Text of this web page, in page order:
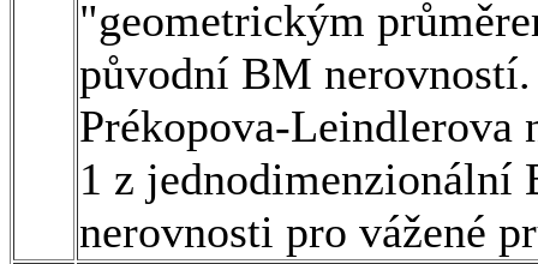
"geometrickým
původní BM
Prékopova-Leindlerova
1 z jednodimenzionální
nerovnosti pro vážené